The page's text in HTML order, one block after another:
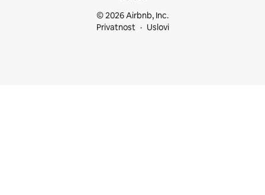
© 2026 Airbnb, Inc.
Privatnost
Uslovi